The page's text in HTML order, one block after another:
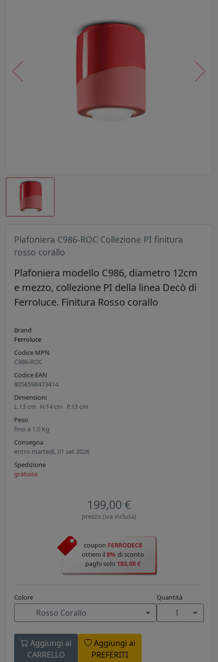
Plafoniera C986-ROC Collezione PI finitura
rosso corallo
Plafoniera modello C986, diametro 12cm
e mezzo, collezione PI della linea Decò di
Ferroluce. Finitura Rosso corallo
Brand
Ferroluce
Codice MPN
C986-ROC
Codice EAN
8056598473414
Dimensioni
L.13 cm H.14 cm P.13 cm
Peso
fino a 1,0 Kg
Consegna
entro martedì, 01 set 2026
Spedizione
gratuita
199,00 €
prezzo (iva inclusa)
coupon FERRODEC8
ottieni il8% di sconto
paghi solo 183,08 €
Colore
Rosso Corallo
Quantità
1
Aggiungi al
CARRELLO
Aggiungi ai
PREFERITI